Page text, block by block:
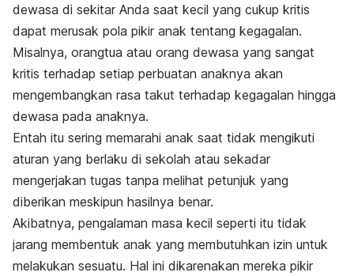
dewasa di sekitar Anda saat kecil yang cukup kritis
dapat merusak pola pikir anak tentang kegagalan.
Misalnya, orangtua atau orang dewasa yang sangat
kritis terhadap setiap perbuatan anaknya akan
mengembangkan rasa takut terhadap kegagalan hingga
dewasa pada anaknya.
Entah itu sering memarahi anak saat tidak mengikuti
aturan yang berlaku di sekolah atau sekadar
mengerjakan tugas tanpa melihat petunjuk yang
diberikan meskipun hasilnya benar.
Akibatnya, pengalaman masa kecil seperti itu tidak
jarang membentuk anak yang membutuhkan izin untuk
melakukan sesuatu. Hal ini dikarenakan mereka pikir